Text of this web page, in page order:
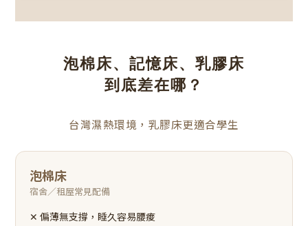
泡棉床、記憶床、乳膠床
到底差在哪？
台灣濕熱環境，乳膠床更適合學生
泡棉床
宿舍／租屋常見配備
✕ 偏薄無支撐，睡久容易腰痠